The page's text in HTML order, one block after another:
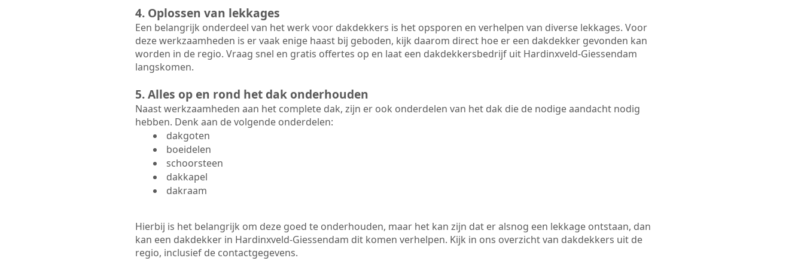
4. Oplossen van lekkages
Een belangrijk onderdeel van het werk voor dakdekkers is het opsporen en verhelpen van diverse lekkages. Voor
deze werkzaamheden is er vaak enige haast bij geboden, kijk daarom direct hoe er een dakdekker gevonden kan
worden in de regio. Vraag snel en gratis offertes op en laat een dakdekkersbedrijf uit Hardinxveld-Giessendam
langskomen.
5. Alles op en rond het dak onderhouden
Naast werkzaamheden aan het complete dak, zijn er ook onderdelen van het dak die de nodige aandacht nodig
hebben. Denk aan de volgende onderdelen:
dakgoten
boeidelen
schoorsteen
dakkapel
dakraam
Hierbij is het belangrijk om deze goed te onderhouden, maar het kan zijn dat er alsnog een lekkage ontstaan, dan
kan een dakdekker in Hardinxveld-Giessendam dit komen verhelpen. Kijk in ons overzicht van dakdekkers uit de
regio, inclusief de contactgegevens.